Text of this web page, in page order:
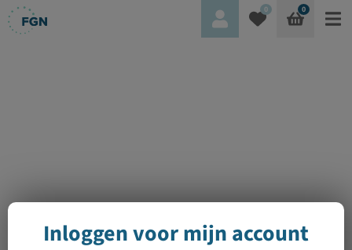
0 0
Inloggen voor mijn account